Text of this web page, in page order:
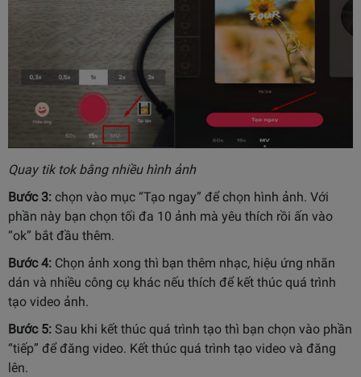
Quay tik tok bằng nhiều hình ảnh
Bước 3: chọn vào mục “Tạo ngay” để chọn hình ảnh. Với
phần này bạn chọn tối đa 10 ảnh mà yêu thích rồi ấn vào
“ok” bắt đầu thêm.
Bước 4: Chọn ảnh xong thì bạn thêm nhạc, hiệu ứng nhãn
dán và nhiều công cụ khác nếu thích để kết thúc quá trình
tạo video ảnh.
Bước 5: Sau khi kết thúc quá trình tạo thì bạn chọn vào phần
“tiếp” để đăng video. Kết thúc quá trình tạo video và đăng
lên.